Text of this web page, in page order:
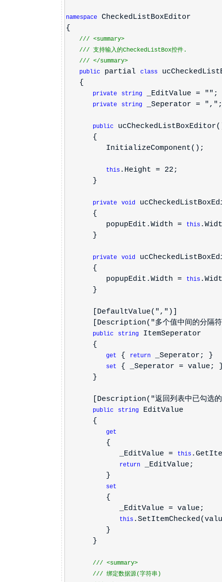
namespace
CheckedListBoxEditor
{
/// <summary>
/// 支持输入的CheckedListBox控件.
/// </summary>
public
partial class
{
private string _EditValue = "";
private string _Seperator = ",";
public
{
InitializeComponent();
this .Height = 22;
}
private void
{
popupEdit.Width =
this
}
private void
{
popupEdit.Width =
this
}
[DefaultValue(",")]
[Description("多个值中间的分隔符
public string
ItemSeperator
{
get { return _Seperator; }
set
{ _Seperator = value;
}
[Description("返回列表中已勾选的
public string
EditValue
{
get
{
_EditValue =
this
return
_EditValue;
}
set
{
_EditValue = value;
this
}
}
/// <summary>
/// 绑定数据源(字符串)